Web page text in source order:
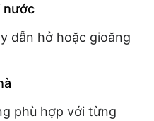
nước
dẫn hở hoặc gioăng
phù hợp với từng